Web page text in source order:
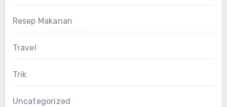
Resep Makanan
Travel
Trik
Uncategorized